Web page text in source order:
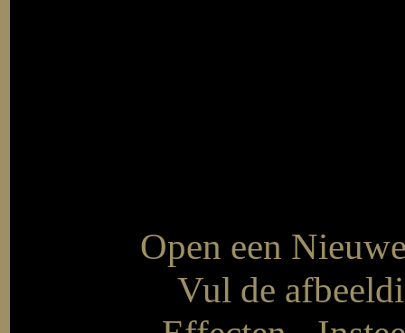
Open een
Vul de